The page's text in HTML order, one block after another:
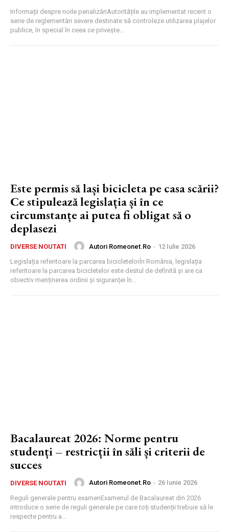
Informații despre noile penalizăriAutoritățile au implementat recent o
serie de reglementări severe destinate să controleze utilizarea plajelor
publice, în special în ceea ce privește...
Este permis să lași bicicleta pe casa scării?
Ce stipulează legislația și în ce
circumstanțe ai putea fi obligat să o
deplasezi
DIVERSE NOUTATI Autori Romeonet.ro - 12 Iulie 2026
Legislația referitoare la parcarea bicicletelorÎn România, legislația
referitoare la parcarea bicicletelor este destul de definită și are ca
obiectiv menținerea ordinii și siguranței în...
Bacalaureat 2026: Norme pentru
studenți – restricții în săli și criterii de
succes
DIVERSE NOUTATI Autori Romeonet.ro - 26 Iunie 2026
Reguli generale pentru examenExamenul de Bacalaureat din 2026
introduce o serie de reguli generale pe care toți studenții trebuie să le
respecte pentru a...